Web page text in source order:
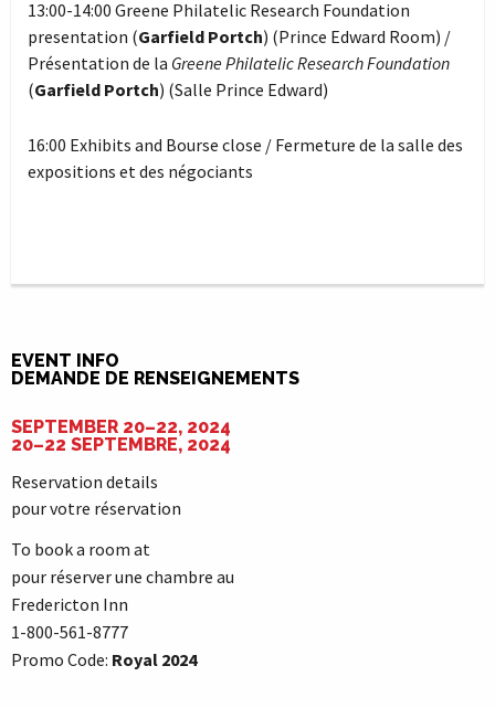
13:00-14:00 Greene Philatelic Research Foundation
presentation (Garfield Portch) (Prince Edward Room) /
Présentation de la Greene Philatelic Research Foundation
(Garfield Portch) (Salle Prince Edward)
16:00 Exhibits and Bourse close / Fermeture de la salle des
expositions et des négociants
EVENT INFO
DEMANDE DE RENSEIGNEMENTS
SEPTEMBER 20–22, 2024
20–22 SEPTEMBRE, 2024
Reservation details
pour votre réservation
To book a room at
pour réserver une chambre au
Fredericton Inn
1-800-561-8777
Promo Code: Royal 2024